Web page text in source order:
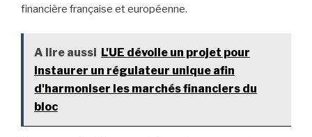
financière française et européenne.
A lire aussi L'UE dévoile un projet pour
instaurer un régulateur unique afin
d'harmoniser les marchés financiers du
bloc